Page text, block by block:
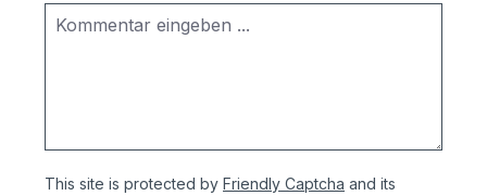
This site is protected by Friendly Captcha and its